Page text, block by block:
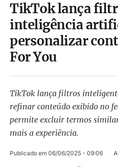
TikTok lança
inteligência
personalizar
For You
TikTok lança filtros
refinar conteúdo exibido no
permite excluir termos
mais a experiência.
Publicado em 06/06/2025 - 09:06